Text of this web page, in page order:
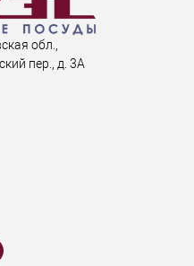
обл.,
пер., д. 3А